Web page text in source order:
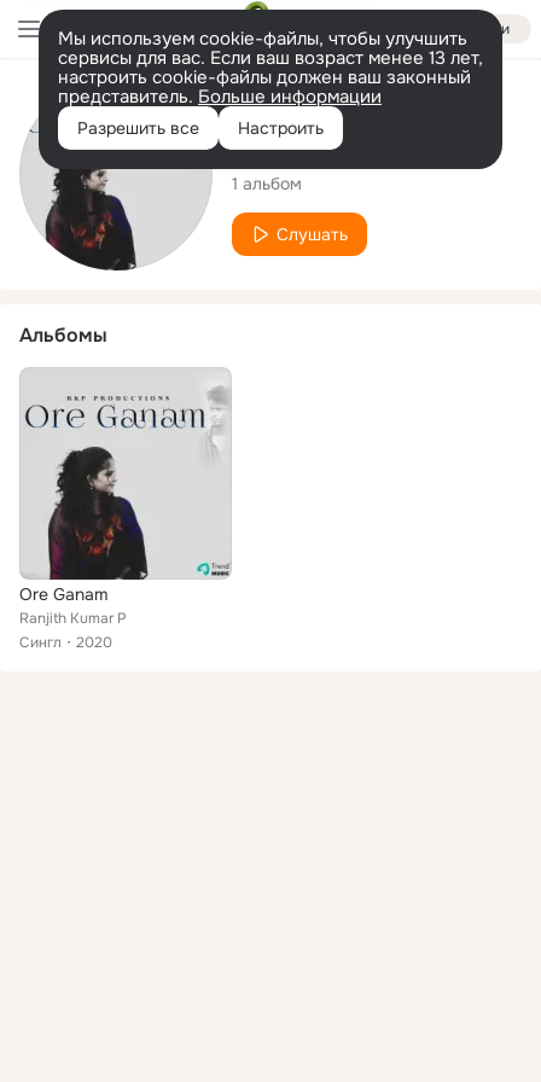
Войти
Мы используем cookie-файлы, чтобы улучшить
сервисы для вас. Если ваш возраст менее 13 лет,
настроить cookie-файлы должен ваш законный
представитель. Больше информации
Разрешить все Настроить
Исполнитель
Ranjith Kumar P
1 альбом
Слушать
Альбомы
Ore Ganam
Ranjith Kumar P
Сингл
2020